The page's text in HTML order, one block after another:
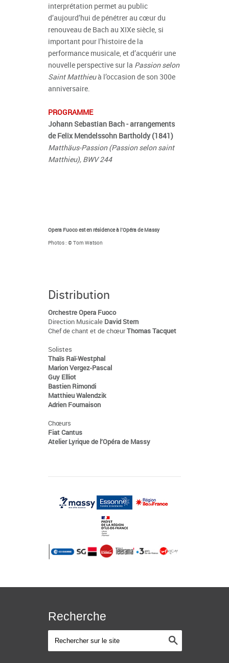
interprétation permet au public
d’aujourd’hui de pénétrer au cœur du
renouveau de Bach au XIXe siècle, si
important pour l’histoire de la
performance musicale, et d’acquérir une
nouvelle perspective sur la Passion selon
Saint Matthieuà l’occasion de son 300e
anniversaire.
PROGRAMME
Johann Sebastian Bach - arrangements
de Felix Mendelssohn Bartholdy (1841)
Matthäus-Passion (Passion selon saint
Matthieu), BWV 244
Opera Fuoco est en résidence à l'Opéra de Massy
Photos : © Tom Watson
Distribution
Orchestre Opera Fuoco
Direction Musicale David Stern
Chef de chant et de chœurThomas Tacquet
Solistes
Thaïs Raï-Westphal
Marion Vergez-Pascal
Guy Elliot
Bastien Rimondi
Matthieu Walendzik
Adrien Fournaison
Chœurs
Fiat Cantus
Atelier Lyrique de l’Opéra de Massy
Recherche